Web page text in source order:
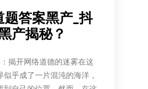
答案黑产_抖
产揭秘？
揭开网络道德的迷雾在这
乎成了一片混沌的海洋，